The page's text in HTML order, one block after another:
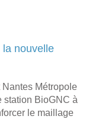
la nouvelle
Métropole
station BioGNC à
le maillage